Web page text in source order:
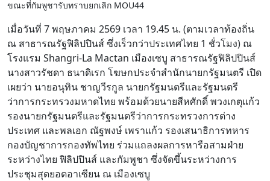
ขณะที่กัมพูชารับทราบยกเลิก MOU44
เมื่อวันที่ 7 พฤษภาคม 2569 เวลา 19.45 น. (ตามเวลาท้องถิ่น
ณ สาธารณรัฐฟิลิปปินส์ ซึ่งเร็วกว่าประเทศไทย 1 ชั่วโมง) ณ
โรงแรม Shangri-La Mactan เมืองเซบู สาธารณรัฐฟิลิปปินส์
นางสาวรัชดา ธนาดิเรก โฆษกประจำสำนักนายกรัฐมนตรี เปิด
เผยว่า นายอนุทิน ชาญวีรกูล นายกรัฐมนตรีและรัฐมนตรี
ว่าการกระทรวงมหาดไทย พร้อมด้วยนายสีหศักดิ์ พวงเกตุแก้ว
รองนายกรัฐมนตรีและรัฐมนตรีว่าการกระทรวงการต่าง
ประเทศ และพลเอก ณัฐพงษ์ เพราแก้ว รองเสนาธิการทหาร
กองบัญชาการกองทัพไทย ร่วมแถลงผลการหารือสามฝ่าย
ระหว่างไทย ฟิลิปปินส์ และกัมพูชา ซึ่งจัดขึ้นระหว่างการ
ประชุมสุดยอดอาเซียน ณ เมืองเซบู